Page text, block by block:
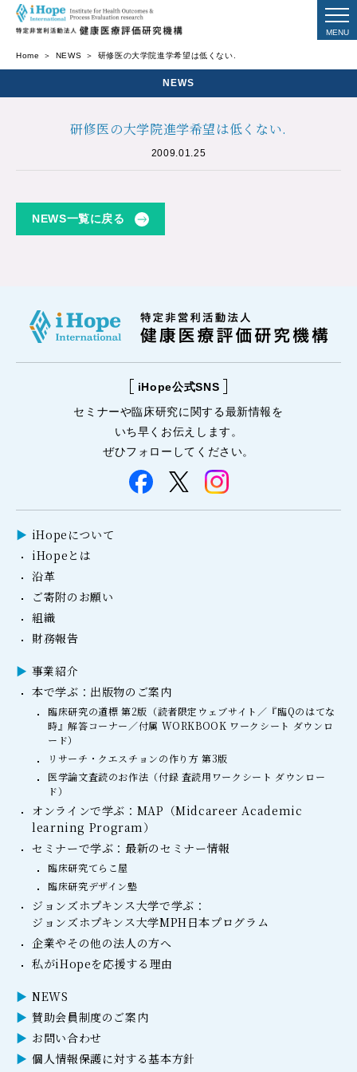
Home NEWS 研修医の大学院進学希望は低くない.
NEWS
研修医の大学院進学希望は低くない.
2009.01.25
NEWS一覧に戻る
iHope公式SNS
セミナーや臨床研究に関する最新情報を
いち早くお伝えします。
ぜひフォローしてください。
iHopeについて
iHopeとは
沿革
ご寄附のお願い
組織
財務報告
事業紹介
本で学ぶ：出版物のご案内
臨床研究の道標 第2版（読者限定ウェブサイト／『臨Qのはてな
時』解答コーナー／付属 WORKBOOK ワークシート ダウンロ
ード）
リサーチ・クエスチョンの作り方 第3版
医学論文査読のお作法（付録 査読用ワークシート ダウンロー
ド）
オンラインで学ぶ：MAP（Midcareer Academic
learning Program）
セミナーで学ぶ：最新のセミナー情報
臨床研究てらこ屋
臨床研究デザイン塾
ジョンズホプキンス大学で学ぶ：
ジョンズホプキンス大学MPH日本プログラム
企業やその他の法人の方へ
私がiHopeを応援する理由
NEWS
賛助会員制度のご案内
お問い合わせ
個人情報保護に対する基本方針